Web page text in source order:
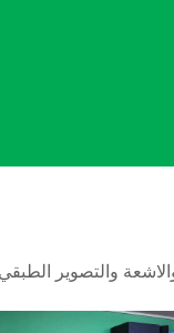
والتصوير الطبقي